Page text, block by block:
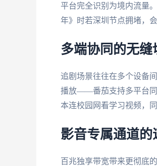
平台完全识别为境内流量
年》时若深圳节点拥堵，
多端协同的无缝
追剧场景往往在多个设备
播放——番茄支持多平台同
本连校园网看学习视频，
影音专属通道的
百兆独享带宽带来更彻底